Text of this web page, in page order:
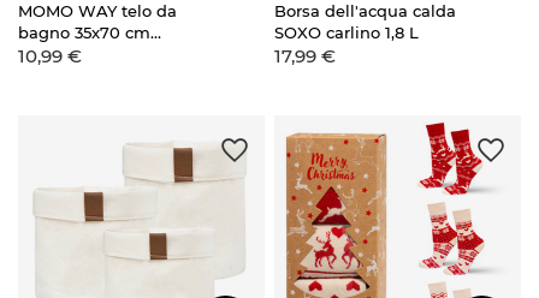
MOMO WAY telo da
bagno 35x70 cm
orsacchiotto
10,99 €
Borsa dell'acqua calda
SOXO carlino 1,8 L
17,99 €